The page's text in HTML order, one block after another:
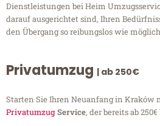
Dienstleistungen bei Heim
darauf ausgerichtet sind, Ihren
den Übergang so reibungslos wie
Privatumzug | ab 250€
Starten Sie Ihren Neuanfang in Kraków
PrivatumzugService, der bereits ab